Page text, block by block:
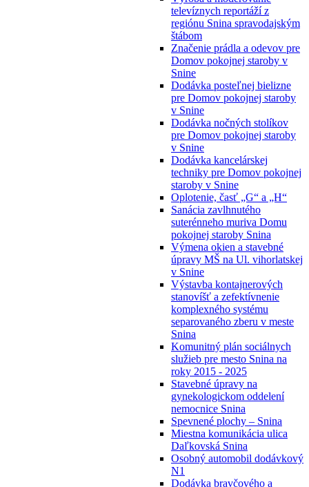
televíznych reportáží z
regiónu Snina spravodajským
štábom
Značenie prádla a odevov pre
Domov pokojnej staroby v
Snine
Dodávka posteľnej bielizne
pre Domov pokojnej staroby
v Snine
Dodávka nočných stolíkov
pre Domov pokojnej staroby
v Snine
Dodávka kancelárskej
techniky pre Domov pokojnej
staroby v Snine
Oplotenie, časť „G“ a „H“
Sanácia zavlhnutého
suterénneho muriva Domu
pokojnej staroby Snina
Výmena okien a stavebné
úpravy MŠ na Ul. vihorlatskej
v Snine
Výstavba kontajnerových
stanovíšť a zefektívnenie
komplexného systému
separovaného zberu v meste
Snina
Komunitný plán sociálnych
služieb pre mesto Snina na
roky 2015 - 2025
Stavebné úpravy na
gynekologickom oddelení
nemocnice Snina
Spevnené plochy – Snina
Miestna komunikácia ulica
Daľkovská Snina
Osobný automobil dodávkový
N1
Dodávka bravčového a